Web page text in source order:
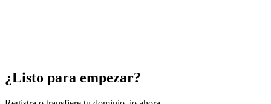
¿Listo para empezar?